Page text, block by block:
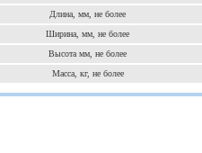
Длина, мм, не более
Ширина, мм, не более
Высота мм, не более
Масса, кг, не более